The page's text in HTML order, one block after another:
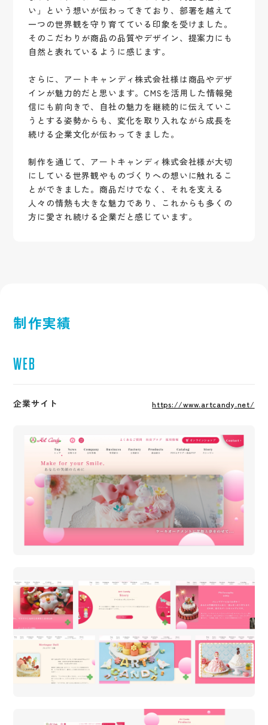
い」という想いが伝わってきており、部署を越えて
一つの世界観を守り育てている印象を受けました。
そのこだわりが商品の品質やデザイン、提案力にも
自然と表れているように感じます。
さらに、アートキャンディ株式会社様は商品やデザ
インが魅力的だと思います。CMSを活用した情報発
信にも前向きで、自社の魅力を継続的に伝えていこ
うとする姿勢からも、変化を取り入れながら成長を
続ける企業文化が伝わってきました。
制作を通じて、アートキャンディ株式会社様が大切
にしている世界観やものづくりへの想いに触れるこ
とができました。商品だけでなく、それを支える
人々の情熱も大きな魅力であり、これからも多くの
方に愛され続ける企業だと感じています。
制作実績
WEB
企業サイト https://www.artcandy.net/